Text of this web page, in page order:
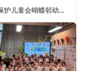
香港保护儿童会蝴蝶邨幼儿学校HKSPC Butterfly Estate Nursery School（屯门区幼稚园）